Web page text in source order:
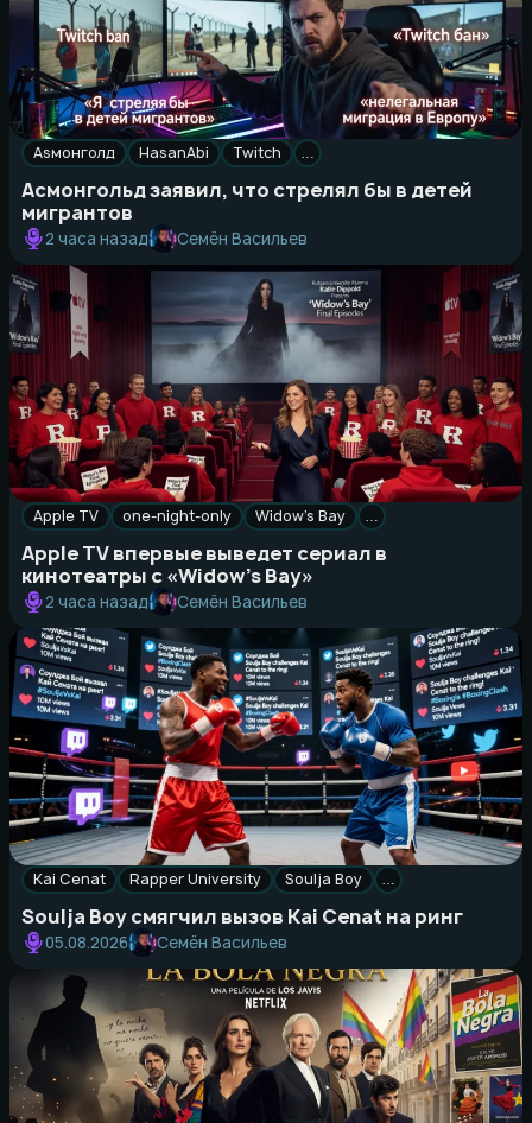
Asмонголд HasanAbi Twitch …
Асмонгольд заявил, что стрелял бы в детей
мигрантов
2 часа назад Семён Васильев
Apple TV one-night-only Widow’s Bay …
Apple TV впервые выведет сериал в
кинотеатры с «Widow’s Bay»
2 часа назад Семён Васильев
Kai Cenat Rapper University Soulja Boy …
Soulja Boy смягчил вызов Kai Cenat на ринг
05.08.2026 Семён Васильев